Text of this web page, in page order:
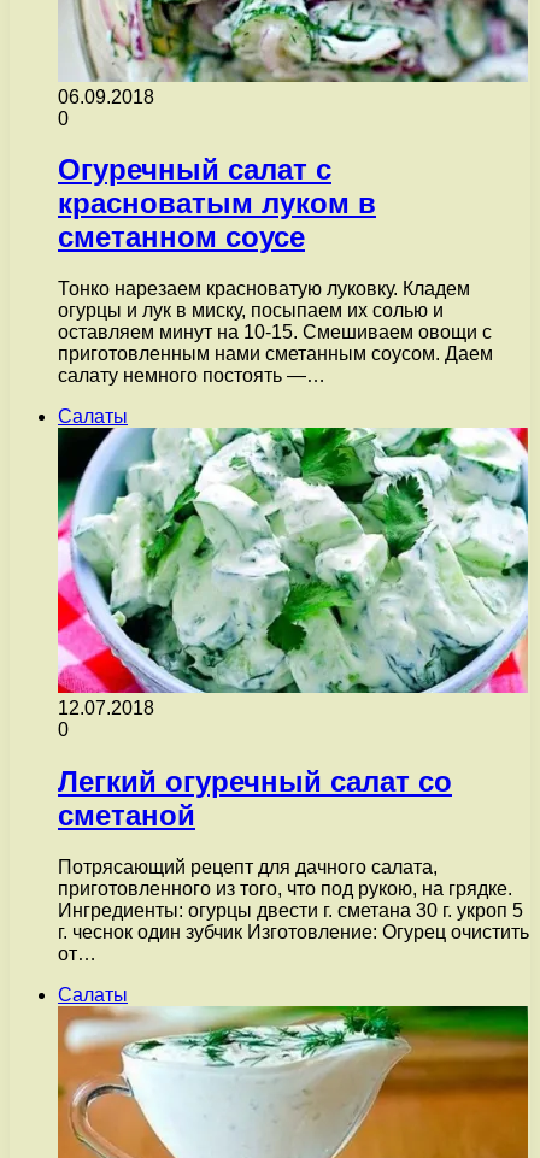
06.09.2018
0
Огуречный салат с
красноватым луком в
сметанном соусе
Тонко нарезаем красноватую луковку. Кладем
огурцы и лук в миску, посыпаем их солью и
оставляем минут на 10-15. Смешиваем овощи с
приготовленным нами сметанным соусом. Даем
салату немного постоять —…
Салаты
12.07.2018
0
Легкий огуречный салат со
сметаной
Потрясающий рецепт для дачного салата,
приготовленного из того, что под рукою, на грядке.
Ингредиенты: огурцы двести г. сметана 30 г. укроп 5
г. чеснок один зубчик Изготовление: Огурец очистить
от…
Салаты